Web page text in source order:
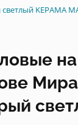
светлый
на